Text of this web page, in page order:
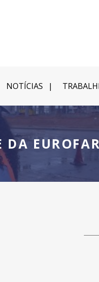
NOTÍCIAS